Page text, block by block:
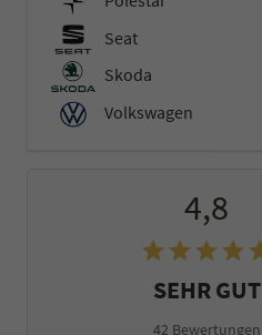
Seat
Skoda
Volkswagen
4,8
SEHR GUT
42 Bewertungen